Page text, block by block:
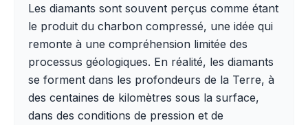
Les diamants sont souvent perçus comme étant
le produit du charbon compressé, une idée qui
remonte à une compréhension limitée des
processus géologiques. En réalité, les diamants
se forment dans les profondeurs de la Terre, à
des centaines de kilomètres sous la surface,
dans des conditions de pression et de